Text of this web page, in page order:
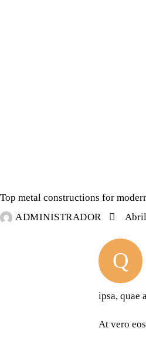
Top metal constructions for
ADMINISTRADOR
Q
ipsa, quae
At vero